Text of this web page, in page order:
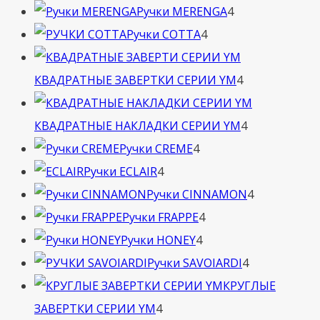
Ручки MERENGA44
Ручки COTTA44
товара
КВАДРАТНЫЕ ЗАВЕРТКИ СЕРИИ YM44
товара
КВАДРАТНЫЕ НАКЛАДКИ СЕРИИ YM44
Ручки CREME44
Ручки ECLAIR44
товара
Ручки CINNAMON44
Ручки FRAPPE44
Ручки HONEY44
товара
Ручки SAVOIARDI44
товара
КРУГЛЫЕ
ЗАВЕРТКИ СЕРИИ YM44